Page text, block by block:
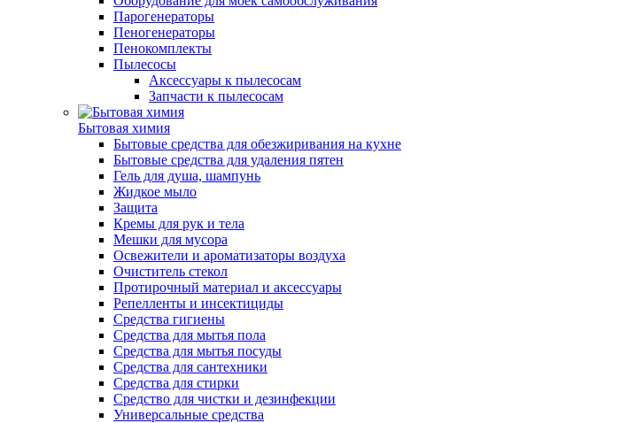
Парогенераторы
Пеногенераторы
Пенокомплекты
Пылесосы
Аксессуары к пылесосам
Запчасти к пылесосам
Бытовая химия
Бытовые средства для обезжиривания на кухне
Бытовые средства для удаления пятен
Гель для душа, шампунь
Жидкое мыло
Защита
Кремы для рук и тела
Мешки для мусора
Освежители и ароматизаторы воздуха
Очиститель стекол
Протирочный материал и аксессуары
Репелленты и инсектициды
Средства гигиены
Средства для мытья пола
Средства для мытья посуды
Средства для сантехники
Средства для стирки
Средство для чистки и дезинфекции
Универсальные средства